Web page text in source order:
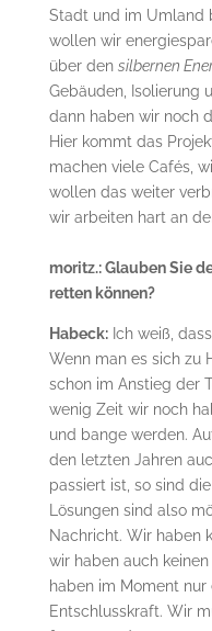
Stadt und im Umland
wollen wir
über den silbernen
Gebäuden, Isolierung
dann haben wir noch
Hier kommt das
machen viele Cafés,
wollen das weiter
wir arbeiten hart an
moritz.: Glauben Sie
retten können?
Habeck:Ich weiß,
Wenn man es sich zu
schon im Anstieg der
wenig Zeit wir noch
und bange werden.
den letzten Jahren
passiert ist, so sind
Lösungen sind also
Nachricht. Wir haben
wir haben auch
haben im Moment
Entschlusskraft. Wir